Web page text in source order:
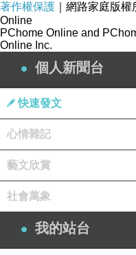
著作權保護 ｜網路家庭版
Online
PChome Online and
Online Inc.
個人新聞台
快速發文
心情雜記
藝文欣賞
社會萬象
我的站台